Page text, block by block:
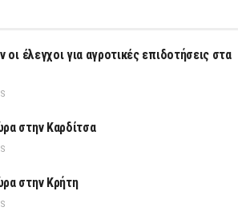
οι έλεγχοι για αγροτικές επιδοτήσεις στα
στην Καρδίτσα
στην Κρήτη